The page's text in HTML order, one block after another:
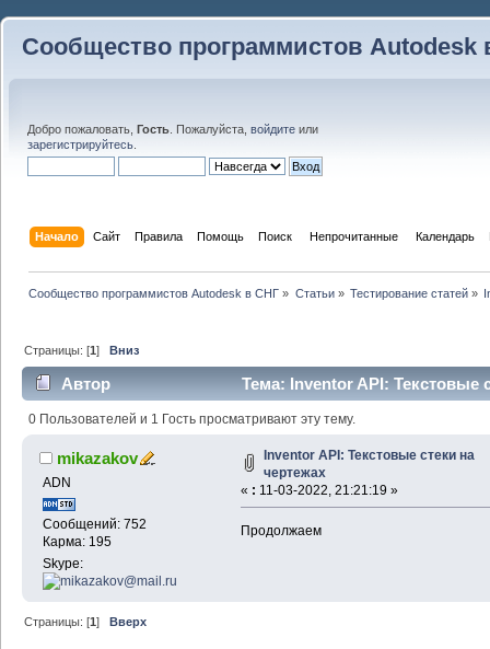
Сообщество программистов Autodesk
Добро пожаловать, Гость . Пожалуйста, войдите или
зарегистрируйтесь
Начало Сайт Правила Помощь Поиск Непрочитанные Календарь
Сообщество программистов Autodesk в СНГ » Статьи» Тестирование статей»
Страницы: [1]Вниз
Автор
Тема: Inventor API: Текстовые
раз)
0 Пользователей и 1 Гость просматривают эту тему.
mikazakov
ADN
Сообщений: 752
Карма: 195
Skype:
Inventor API: Текстовые стеки на
чертежах
« : 11-03-2022, 21:21:19 »
Продолжаем
Страницы: [1]Вверх